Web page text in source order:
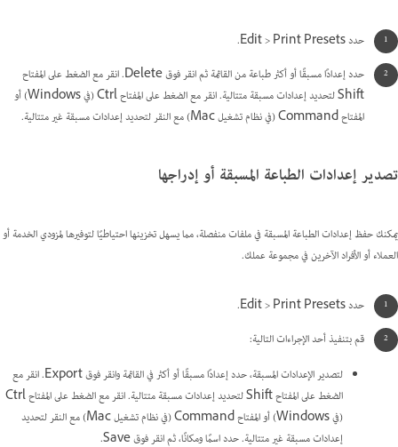
حدد Edit > Print Presets.
حدد إعدادًا مسبقًا أو أكثر طباعة من القائمة ثم انقر فوق Delete. انقر مع الضغط على المفتاح
Shift لتحديد إعدادات مسبقة متتالية. انقر مع الضغط على المفتاح Ctrl (في Windows) أو
المفتاح Command (في نظام تشغيل Mac) مع النقر لتحديد إعدادات مسبقة غير متتالية.
تصدير إعدادات الطباعة المسبقة أو إدراجها
يمكنك حفظ إعدادات الطباعة المسبقة في ملفات منفصلة، مما يسهل تخزينها احتياطيًا لتوفيرها لمزودي الخدمة أو
العملاء أو الأفراد الآخرين في مجموعة عملك.
حدد Edit > Print Presets.
قم بتنفيذ أحد الإجراءات التالية:
لتصدير الإعدادات المسبقة، حدد إعدادًا مسبقًا أو أكثر في القائمة وانقر فوق Export. انقر مع
الضغط على المفتاح Shift لتحديد إعدادات مسبقة متتالية. انقر مع الضغط على المفتاح Ctrl
(في Windows) أو المفتاح Command (في نظام تشغيل Mac) مع النقر لتحديد
إعدادات مسبقة غير متتالية. حدد اسمًا ومكانًا، ثم انقر فوق Save.